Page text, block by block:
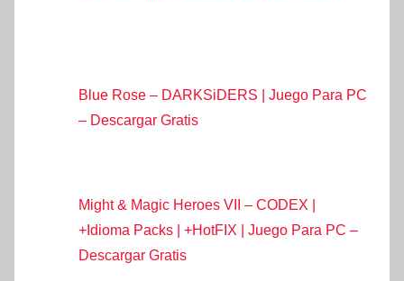
Blue Rose – DARKSiDERS | Juego Para PC
– Descargar Gratis
Might & Magic Heroes VII – CODEX |
+Idioma Packs | +HotFIX | Juego Para PC –
Descargar Gratis